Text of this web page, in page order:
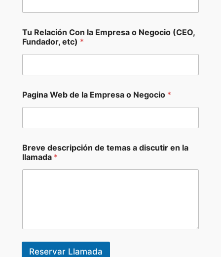
n
A
p
o
s
Tu Relación Con la Empresa o Negocio (CEO,
Fundador, etc) *
Pagina Web de la Empresa o Negocio *
Breve descripción de temas a discutir en la
llamada *
Reservar Llamada